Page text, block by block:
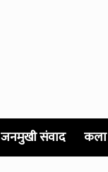
जनमुखी संवाद कला